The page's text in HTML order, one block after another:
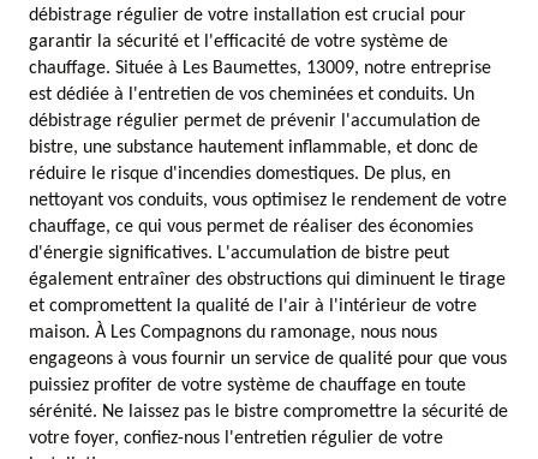
débistrage régulier de votre installation est crucial pour
garantir la sécurité et l'efficacité de votre système de
chauffage. Située à Les Baumettes, 13009, notre entreprise
est dédiée à l'entretien de vos cheminées et conduits. Un
débistrage régulier permet de prévenir l'accumulation de
bistre, une substance hautement inflammable, et donc de
réduire le risque d'incendies domestiques. De plus, en
nettoyant vos conduits, vous optimisez le rendement de votre
chauffage, ce qui vous permet de réaliser des économies
d'énergie significatives. L'accumulation de bistre peut
également entraîner des obstructions qui diminuent le tirage
et compromettent la qualité de l'air à l'intérieur de votre
maison. À Les Compagnons du ramonage, nous nous
engageons à vous fournir un service de qualité pour que vous
puissiez profiter de votre système de chauffage en toute
sérénité. Ne laissez pas le bistre compromettre la sécurité de
votre foyer, confiez-nous l'entretien régulier de votre